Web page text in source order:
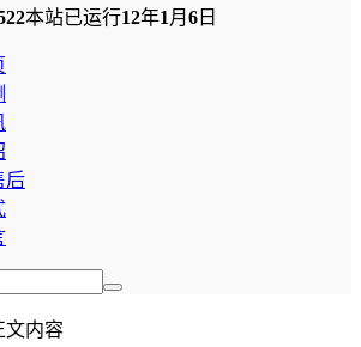
本站已运行12年1 月 6 日
后
文内容